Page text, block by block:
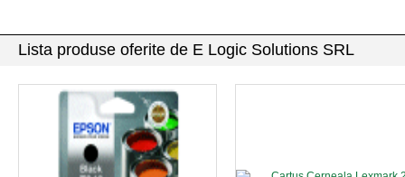
Lista produse oferite de E Logic Solutions SRL